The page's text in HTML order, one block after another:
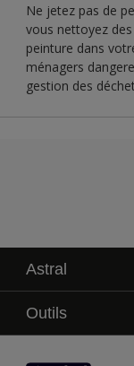
Ne jetez pas de
vous nettoyez
peinture dans
ménagers
gestion des
Astral
La marque
Service technique
Contact
Outils